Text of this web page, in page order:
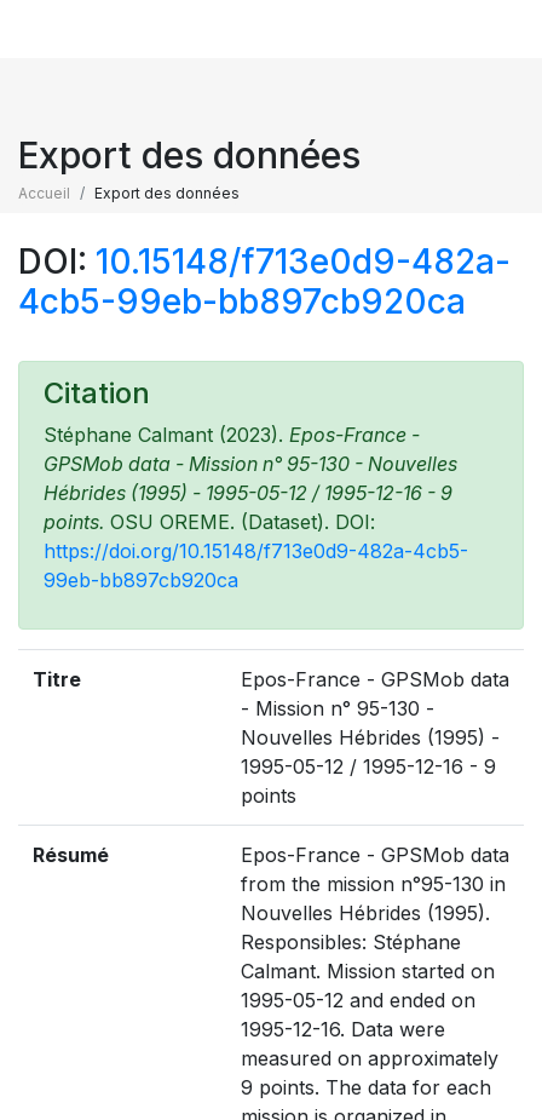
Export des données
Accueil Export des données
DOI: 10.15148/f713e0d9-482a-
4cb5-99eb-bb897cb920ca
Citation
Stéphane Calmant (2023). Epos-France -
GPSMob data - Mission n° 95-130 - Nouvelles
Hébrides (1995) - 1995-05-12 / 1995-12-16 - 9
points. OSU OREME. (Dataset). DOI:
https://doi.org/10.15148/f713e0d9-482a-4cb5-
99eb-bb897cb920ca
Titre
Epos-France - GPSMob data
- Mission n° 95-130 -
Nouvelles Hébrides (1995) -
1995-05-12 / 1995-12-16 - 9
points
Résumé
Epos-France - GPSMob data
from the mission n°95-130 in
Nouvelles Hébrides (1995).
Responsibles: Stéphane
Calmant. Mission started on
1995-05-12 and ended on
1995-12-16. Data were
measured on approximately
9 points. The data for each